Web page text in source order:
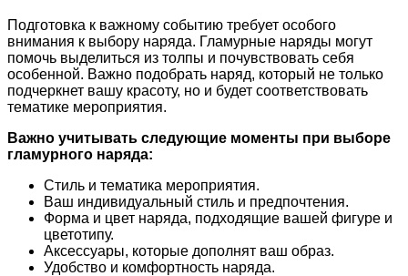
Подготовка к важному событию требует особого
внимания к выбору наряда. Гламурные наряды могут
помочь выделиться из толпы и почувствовать себя
особенной. Важно подобрать наряд, который не только
подчеркнет вашу красоту, но и будет соответствовать
тематике мероприятия.
Важно учитывать следующие моменты при выборе
гламурного наряда:
Стиль и тематика мероприятия.
Ваш индивидуальный стиль и предпочтения.
Форма и цвет наряда, подходящие вашей фигуре и
цветотипу.
Аксессуары, которые дополнят ваш образ.
Удобство и комфортность наряда.